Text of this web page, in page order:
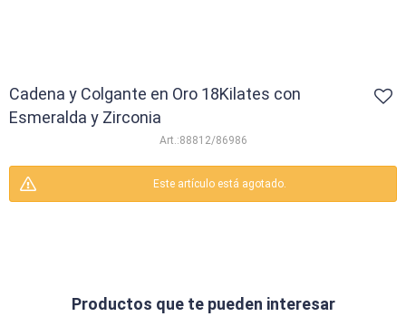
Cadena y Colgante en Oro 18Kilates con
Esmeralda y Zirconia
88812/86986
Este artículo está agotado.
Productos que te pueden interesar